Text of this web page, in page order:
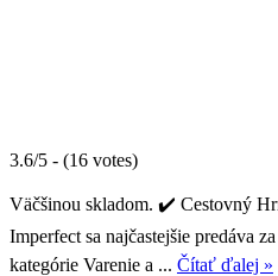
3.6/5 - (16 votes)
Väčšinou skladom. ✔️ Cestovný
Imperfect sa najčastejšie predáva
kategórie Varenie a ... Čítať ďalej »